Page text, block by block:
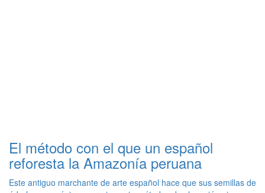
El método con el que un español
reforesta la Amazonía peruana
Este antiguo marchante de arte español hace que sus semillas de